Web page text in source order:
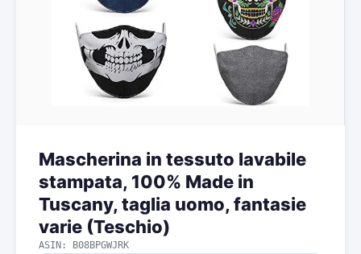
Mascherina in tessuto lavabile
stampata, 100% Made in
Tuscany, taglia uomo, fantasie
varie (Teschio)
ASIN: B08BPGWJRK